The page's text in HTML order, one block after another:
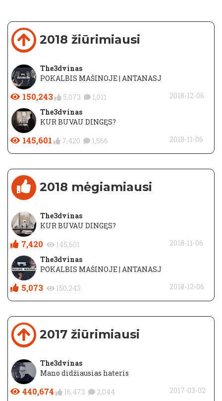
2018 žiūrimiausi
The3dvinas
POKALBIS MAŠINOJE | ANTANASJ
150,243 5,073 1,011
2018-12-06
The3dvinas
KUR BUVAU DINGĘS?
145,601 7,420 1,566 2018-11-06
2018 mėgiamiausi
The3dvinas
KUR BUVAU DINGĘS?
7,420 145,601
2018-11-06
The3dvinas
POKALBIS MAŠINOJE | ANTANASJ
5,073 150,243 2018-12-06
2017 žiūrimiausi
The3dvinas
Mano didžiausias hateris
440,674 16,473 2,044 2017-03-02